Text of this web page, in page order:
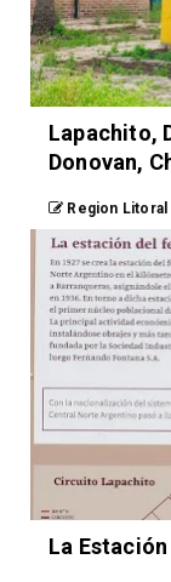
Lapachito,
Donovan,
Region Litoral
La